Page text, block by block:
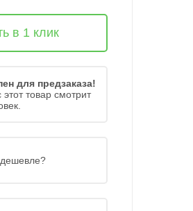
в 1 клик
для предзаказа!
товар смотрит